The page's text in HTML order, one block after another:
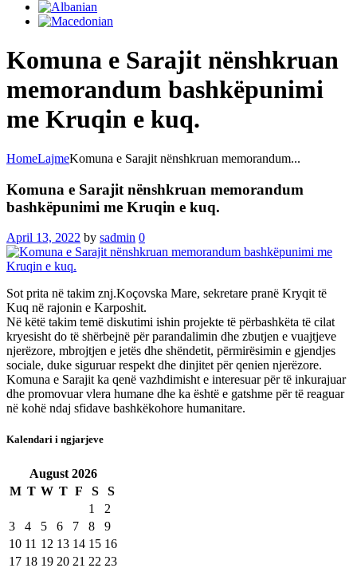
Komuna e Sarajit nënshkruan
memorandum bashkëpunimi
me Kruqin e kuq.
HomeLajmeKomuna e Sarajit nënshkruan memorandum...
Komuna e Sarajit nënshkruan memorandum
bashkëpunimi me Kruqin e kuq.
April 13, 2022 by sadmin 0
Sot prita në takim znj.Koçovska Mare, sekretare pranë Kryqit të
Kuq në rajonin e Karposhit.
Në këtë takim temë diskutimi ishin projekte të përbashkëta të cilat
kryesisht do të shërbejnë për parandalimin dhe zbutjen e vuajtjeve
njerëzore, mbrojtjen e jetës dhe shëndetit, përmirësimin e gjendjes
sociale, duke siguruar respekt dhe dinjitet për qenien njerëzore.
Komuna e Sarajit ka qenë vazhdimisht e interesuar për të inkurajuar
dhe promovuar vlera humane dhe ka është e gatshme për të reaguar
në kohë ndaj sfidave bashkëkohore humanitare.
Kalendari i ngjarjeve
August 2026
M T W T F S
S
1
2
3
4 5 6 7 8
9
10 11 12 13 14 15 16
17 18 19 20 21 22 23